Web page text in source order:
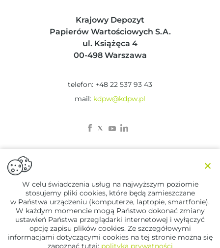
Krajowy Depozyt
Papierów Wartościowych S.A.
ul. Książęca 4
00-498 Warszawa
telefon: +48 22 537 93 43
mail: kdpw@kdpw.pl
© 2023 KDPW
Zastrzeżenia prawne
Polityka Prywatności
Designed byLifemotion
W celu świadczenia usług na najwyższym poziomie
stosujemy pliki cookies, które będą zamieszczane
w Państwa urządzeniu (komputerze, laptopie, smartfonie).
W każdym momencie mogą Państwo dokonać zmiany
ustawień Państwa przeglądarki internetowej i wyłączyć
opcję zapisu plików cookies. Ze szczegółowymi
informacjami dotyczącymi cookies na tej stronie można się
zapoznać tutaj: polityka prywatności
×